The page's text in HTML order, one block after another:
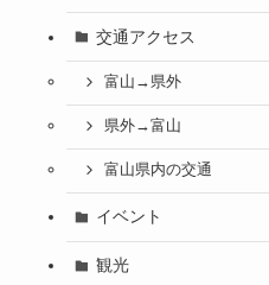
交通アクセス
富山→県外
県外→富山
富山県内の交通
イベント
観光